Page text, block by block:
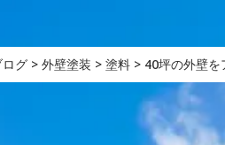
グ > 外壁塗装 > 塗料 > 40坪の外壁